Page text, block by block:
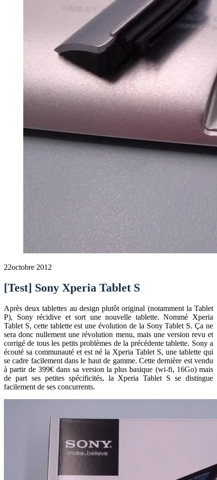
22octobre 2012
[Test] Sony Xperia Tablet S
Après deux tablettes au design plutôt original (notamment la Tablet
P), Sony récidive et sort une nouvelle tablette. Nommé Xperia
Tablet S, cette tablette est une évolution de la Sony Tablet S. Ça ne
sera donc nullement une révolution menu, mais une version revu et
corrigé de tous les petits problèmes de la précédente tablette. Sony a
écouté sa communauté et est né la Xperia Tablet S, une tablette qui
se cadre facilement dans le haut de gamme. Cette dernière est vendu
à partir de 399€ dans sa version la plus basique (wi-fi, 16Go) mais
de part ses petites spécificités, la Xperia Tablet S se distingue
facilement de ses concurrents.